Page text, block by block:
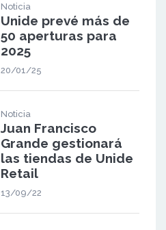
Noticia
Unide prevé más de
50 aperturas para
2025
20/01/25
Noticia
Juan Francisco
Grande gestionará
las tiendas de Unide
Retail
13/09/22